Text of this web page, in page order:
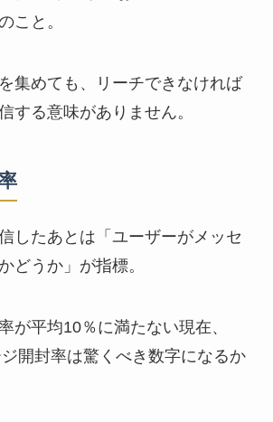
こと。
集めても、リーチできなければ
する意味がありません。
したあとは「ユーザーがメッセ
どうか」が指標。
が平均10％に満たない現在、
開封率は驚くべき数字になるか